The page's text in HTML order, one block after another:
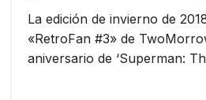
La edición de invierno de
«RetroFan #3» de
aniversario de ‘Superman: